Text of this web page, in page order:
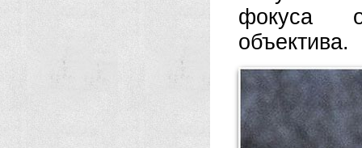
фокуса
объектива.